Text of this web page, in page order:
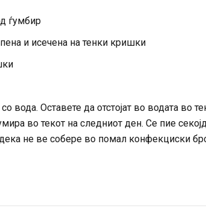
ѓумбир
и исечена на тенки кришки
вода. Оставете да отстојат во водата во
во текот на следниот ден. Се пие
не ве собере во помал конфекциски